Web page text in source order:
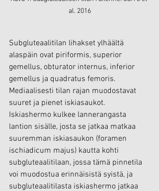
al. 2016
Subgluteaalitilan lihakset ylhäältä
alaspäin ovat piriformis, superior
gemellus, obturator internus, inferior
gemellus ja quadratus femoris.
Mediaalisesti tilan rajan muodostavat
suuret ja pienet iskiasaukot.
Iskiashermo kulkee lannerangasta
lantion sisälle, josta se jatkaa matkaa
suuremman iskiasaukon (foramen
ischiadicum majus) kautta kohti
subgluteaalitilaan, jossa tämä pinnetila
voi muodostua erinnäisistä syistä, ja
subgluteaalitilasta iskiashermo jatkaa